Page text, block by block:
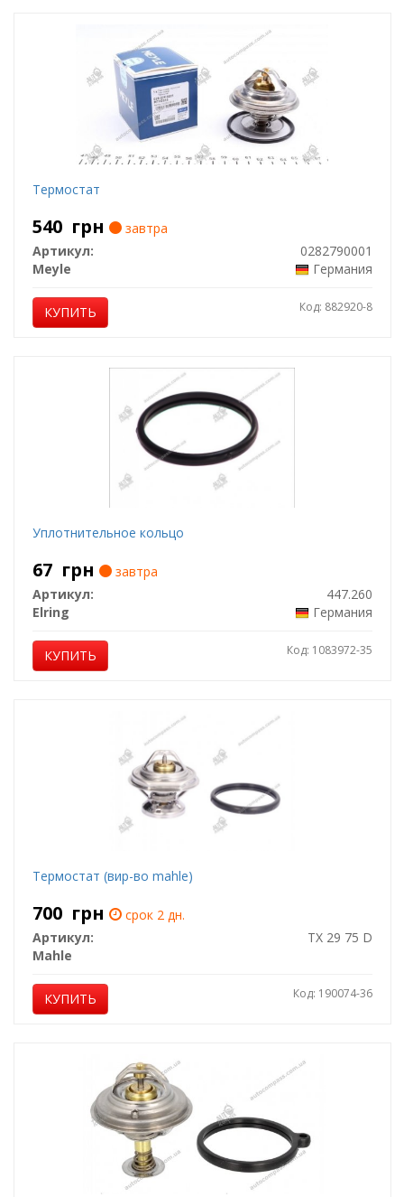
Термостат
540 грн
завтра
Артикул:
0282790001
Meyle
Германия
КУПИТЬ Код: 882920-8
Уплотнительное кольцо
67 грн
завтра
Артикул:
447.260
Elring
Германия
КУПИТЬ Код: 1083972-35
Термостат (вир-во mahle)
700 грн
срок 2 дн.
Артикул:
TX 29 75 D
Mahle
КУПИТЬ Код: 190074-36